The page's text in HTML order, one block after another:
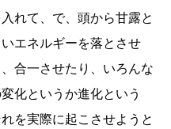
れて、で、頭から甘露と
エネルギーを落とさせ
合一させたり、いろんな
化というか進化という
を実際に起こさせようと